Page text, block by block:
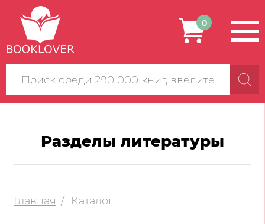
Поиск
по
сайту
0
Разделы литературы
Главная Каталог